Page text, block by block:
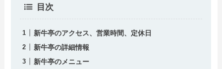
目次
新牛亭のアクセス、営業時間、定休日
新牛亭の詳細情報
新牛亭のメニュー